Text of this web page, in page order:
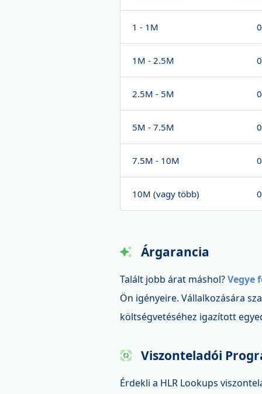
1 - 1M
1M - 2.5M
2.5M - 5M
5M - 7.5M
7.5M - 10M
10M (vagy több)
Árgarancia
Talált jobb árat máshol?Vegye
Ön igényeire. Vállalkozására
költségvetéséhez igazított
Viszonteladói
Érdekli a HLR Lookups